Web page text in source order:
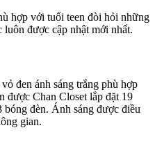
hợp với tuổi teen đòi hỏi những
luôn được cập nhật mới nhất.
đen ánh sáng trắng phù hợp
được Chan Closet lắp đặt 19
đèn. Ánh sáng được điều
gian.